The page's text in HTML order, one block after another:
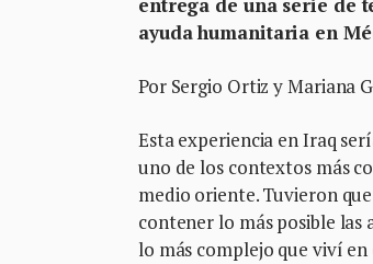
entrega de una serie de
ayuda humanitaria en
Por Sergio Ortiz y Mariana
Esta experiencia en Iraq
uno de los contextos más
medio oriente. Tuvieron
contener lo más posible las
lo más complejo que viví en